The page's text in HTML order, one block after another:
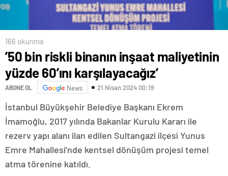
166 okunma
’50 bin riskli binanın inşaat maliyetinin
yüzde 60’ını karşılayacağız’
ABONE OL News 21 Nisan 2024 00:19
İstanbul Büyükşehir Belediye Başkanı Ekrem
İmamoğlu, 2017 yılında Bakanlar Kurulu Kararı ile
rezerv yapı alanı ilan edilen Sultangazi ilçesi Yunus
Emre Mahallesi’nde kentsel dönüşüm projesi temel
atma törenine katıldı.